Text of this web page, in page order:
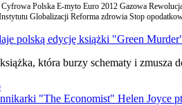
Polska E-myto Euro 2012 Gazowa
Globalizacji Reforma zdrowia Stop
polską edycję książki "Green
która burzy schematy i zmusza
"The Economist" Helen Joyce